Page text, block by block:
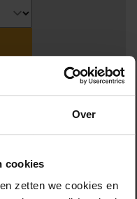
Over
cookies
zetten we cookies en